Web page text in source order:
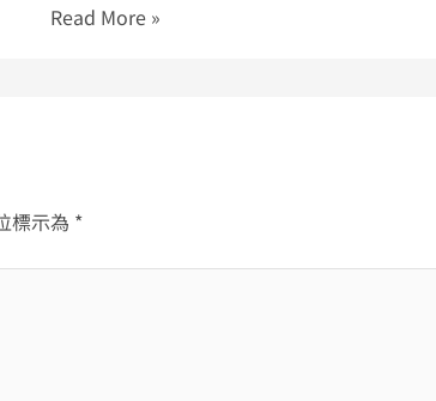
Read More »
標示為 *